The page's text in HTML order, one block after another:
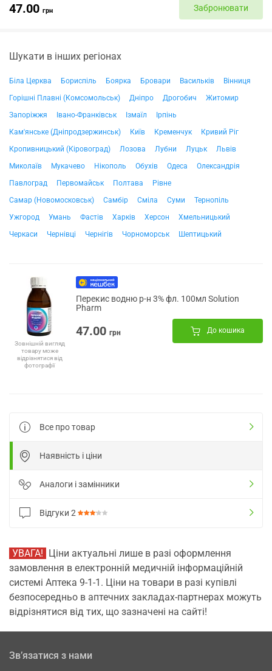
47.00 грн Забронювати
Шукати в інших регіонах
Біла Церква Бориспіль Боярка Бровари Васильків
Вінниця
Горішні Плавні (Комсомольськ)
Дніпро Дрогобич
Житомир
Запоріжжя
Івано-Франківськ Ізмаїл
Ірпінь
Кам'янське (Дніпродзержинськ)
Київ Кременчук
Кривий Ріг
Кропивницький (Кіровоград)
Лозова Лубни Луцьк
Львів
Миколаїв
Мукачево Нікополь Обухів Одеса
Олександрія
Павлоград
Первомайськ Полтава
Рівне
Самар (Новомосковськ)
Самбір Сміла Суми
Тернопіль
Ужгород
Умань Фастів Харків Херсон
Хмельницький
Черкаси
Чернівці Чернігів Чорноморськ Шептицький
Зовнішній вигляд
товару може
відрізнятися від
фотографії
Перекис водню р-н 3% фл. 100мл Solution
Pharm
47.00 грн До кошика
Все про товар
Наявність і ціни
Аналоги і замінники
Відгуки 2
УВАГА! Ціни актуальні лише в разі оформлення
замовлення в електронній медичній інформаційній
системі Аптека 9-1-1. Ціни на товари в разі купівлі
безпосередньо в аптечних закладах-партнерах можуть
відрізнятися від тих, що зазначені на сайті!
Зв’язатися з нами